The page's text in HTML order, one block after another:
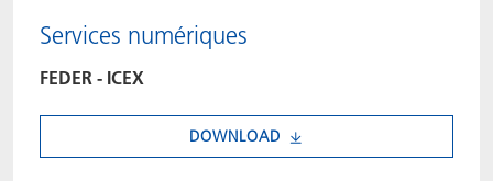
Services numériques
FEDER - ICEX
DOWNLOAD